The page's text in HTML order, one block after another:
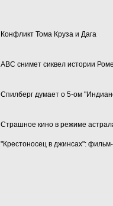
Конфликт Тома Круза и Дага
АВС снимет сиквел истории
Спилберг думает о 5-ом
Страшное кино в режиме
"Крестоносец в джинсах": фильм-